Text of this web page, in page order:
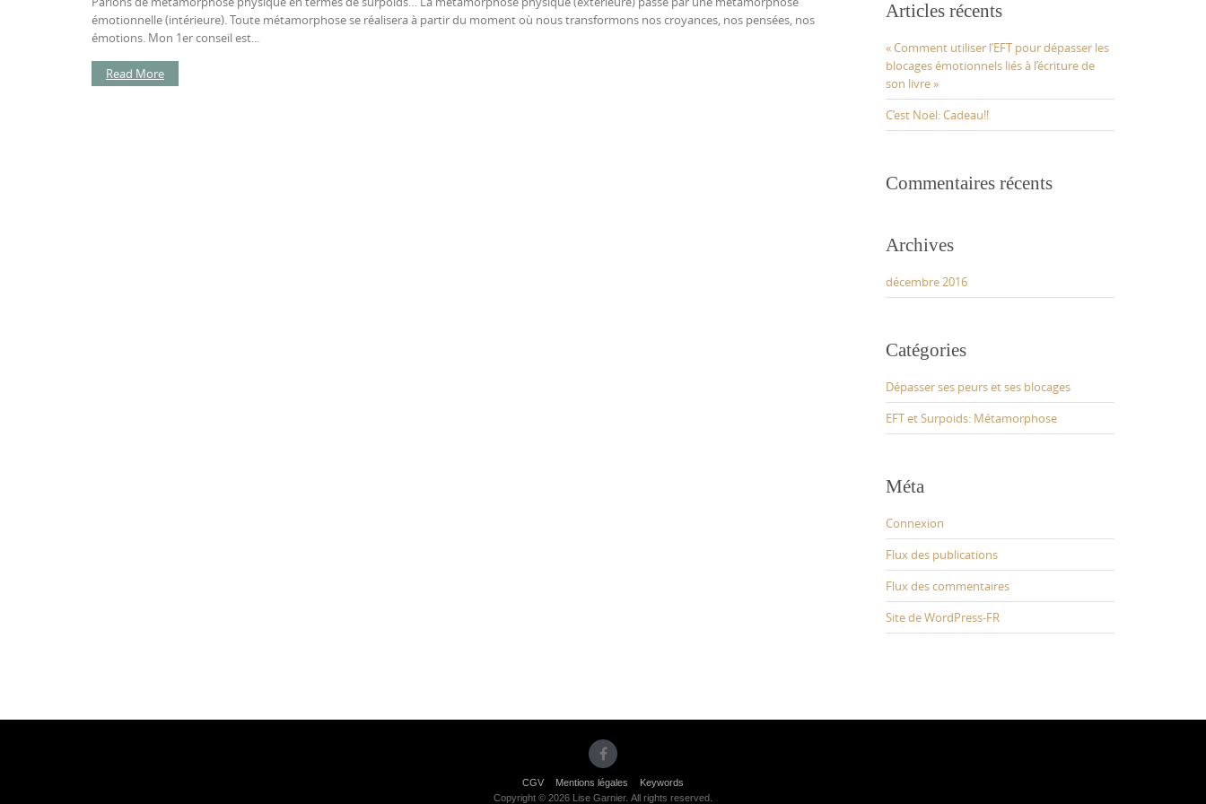
émotionnelle (intérieure). Toute métamorphose se réalisera à partir du moment où nous transformons nos croyances, nos pensées, nos
émotions. Mon 1er conseil est...
Read More
Articles récents
« Comment utiliser l’EFT pour dépasser les
blocages émotionnels liés à l’écriture de
son livre »
C’est Noël: Cadeau!!
Commentaires récents
Archives
décembre 2016
Catégories
Dépasser ses peurs et ses blocages
EFT et Surpoids: Métamorphose
Méta
Connexion
Flux des publications
Flux des commentaires
Site de WordPress-FR
CGV Mentions légales
Keywords
Copyright © 2026 Lise Garnier. All rights reserved.